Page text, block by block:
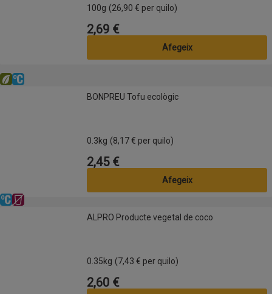
100g (26,90 € per quilo)
Preu
2,69 €
Afegeix
Altres
BONPREU Tofu ecològic
Eco
Refrigerat
BONPREU Tofu ecològic
0.3kg (8,17 € per quilo)
Preu
2,45 €
Afegeix
ALPRO Producte vegetal de coco
Refrigerat
Sense lactosa
ALPRO Producte vegetal de coco
0.35kg (7,43 € per quilo)
Preu
2,60 €